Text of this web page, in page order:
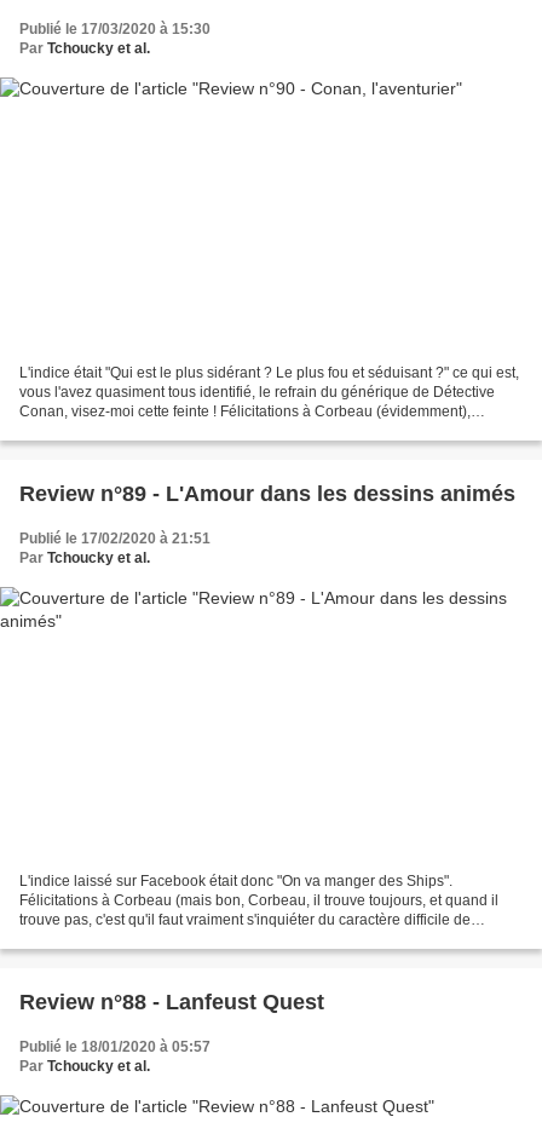
Publié le 17/03/2020 à 15:30
Par Tchoucky et al.
L'indice était "Qui est le plus sidérant ? Le plus fou et séduisant ?" ce qui est,
vous l'avez quasiment tous identifié, le refrain du générique de Détective
Conan, visez-moi cette feinte ! Félicitations à Corbeau (évidemment),
Review n°89 - L'Amour dans les dessins animés
Publié le 17/02/2020 à 21:51
Par Tchoucky et al.
L'indice laissé sur Facebook était donc "On va manger des Ships".
Félicitations à Corbeau (mais bon, Corbeau, il trouve toujours, et quand il
trouve pas, c'est qu'il faut vraiment s'inquiéter du caractère difficile de
Review n°88 - Lanfeust Quest
Publié le 18/01/2020 à 05:57
Par Tchoucky et al.